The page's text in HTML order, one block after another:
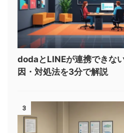
dodaとLINEが連携できな
因・対処法を3分で解説
3